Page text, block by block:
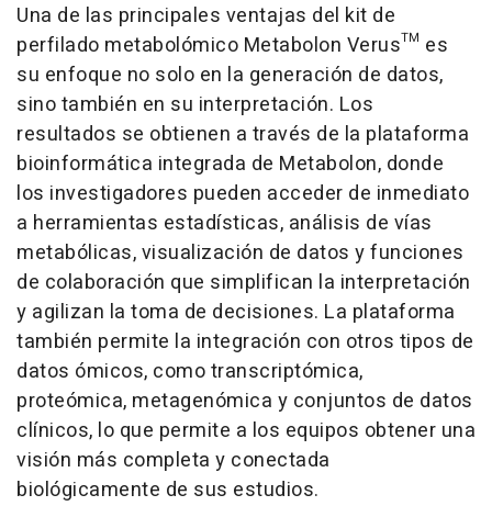
Una de las principales ventajas del kit de
perfilado metabolómico Metabolon Verus™ es
su enfoque no solo en la generación de datos,
sino también en su interpretación. Los
resultados se obtienen a través de la plataforma
bioinformática integrada de Metabolon, donde
los investigadores pueden acceder de inmediato
a herramientas estadísticas, análisis de vías
metabólicas, visualización de datos y funciones
de colaboración que simplifican la interpretación
y agilizan la toma de decisiones. La plataforma
también permite la integración con otros tipos de
datos ómicos, como transcriptómica,
proteómica, metagenómica y conjuntos de datos
clínicos, lo que permite a los equipos obtener una
visión más completa y conectada
biológicamente de sus estudios.